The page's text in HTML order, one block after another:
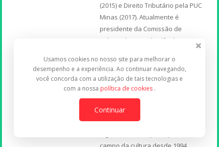
(2015) e Direito Tributário pela PUC
Minas (2017). Atualmente é
presidente da Comissão de
Cultura da OAB-Uberlândia,
Municipal de Patrimônio Histórico,
Artístico e Cultural de Uberlândia
e atual presidente da Associação
do Grupontapé de Teatro, da qual
é membro-fundador. Atriz
profissional - DRT número 2793/96
Usamos cookies no nosso site para melhorar o
desempenho e a experiência. Ao continuar navegando,
você concorda com a utilização de tais tecnologias e
com a nossa política de cookies .
Continuar